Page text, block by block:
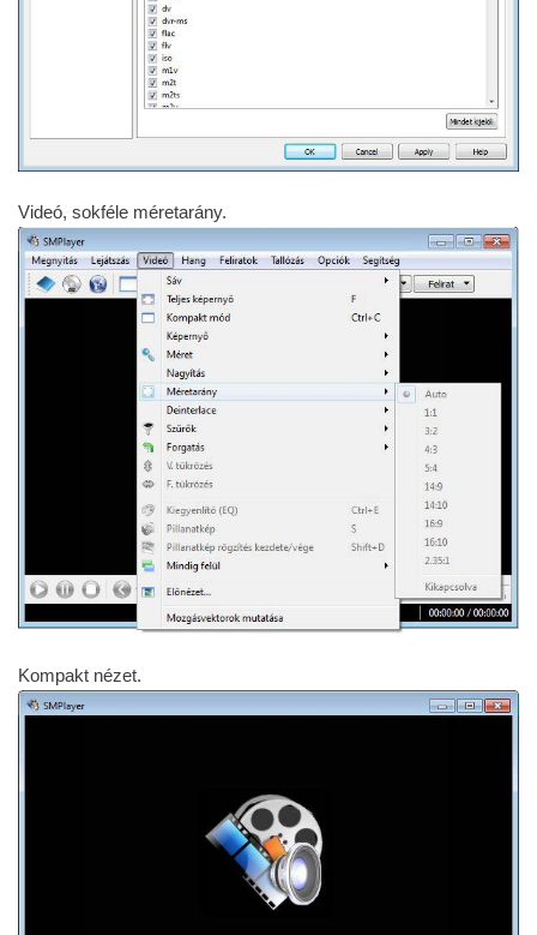
Videó, sokféle méretarány.
Kompakt nézet.